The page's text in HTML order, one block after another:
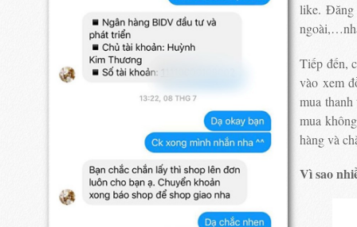
like. Đăng
Tiếp đến,
vào xem
mua
mua
hàng và
Vì sao